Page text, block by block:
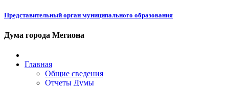
Представительный орган муниципального образования
Дума города Мегиона
Главная
Общие сведения
Отчеты Думы